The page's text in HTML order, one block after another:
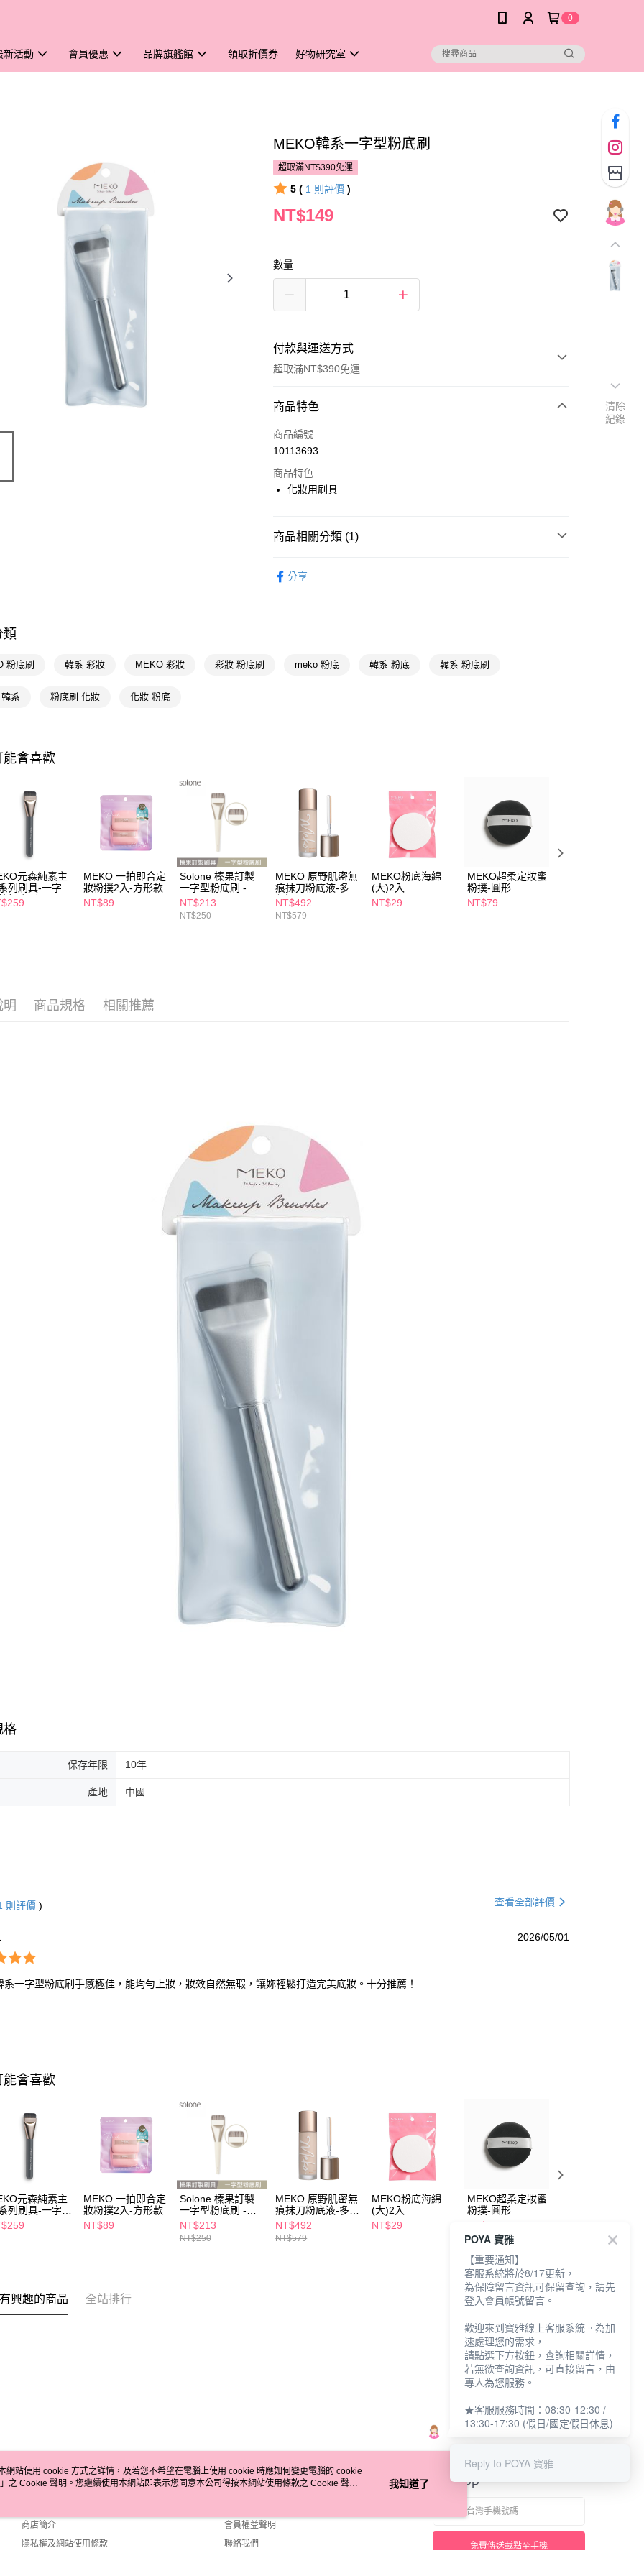
0
新活動 會員優惠 品牌旗艦館 領取折價券 好物研究室
MEKO韓系一字型粉底刷
超取滿NT$390免運
5 ( 1 則評價 )
NT$149
數量
付款與運送方式
超取滿NT$390免運
付款方式
POYA支付
超商取貨付款
Apple Pay
相關說明
付」結帳頁面，進行簡訊認證並確認金額後，即可完成結帳。
２．訂單成立數日內，您將收到繳費通知簡訊。
３．收到繳費通知簡訊後14天內，點擊此簡訊中的連結，可透過四大超商
／ATM／網路銀行／等多元方式進行付款，方視為交易完成。
※ 請注意：結帳手續完成當下不需立刻繳費，但若您需要取消訂單，請聯
絡購買商品的店家。未經商家同意取消之訂單仍視為有效，需透過AFTEE
先享後付繳納相關費用。
※ 交易是否成功請以「AFTEE先享後付 」之結帳頁面顯示為準，若有關於
是否繳費成功／繳費後需取消欲退款等相關疑問，請聯繫「AFTEE先享後
付客戶支援中心」
https://netprotections.freshdesk.com/support/home
每筆NT$65，滿NT$390(含以上)免運費
萊爾富取貨付款
每筆NT$65，滿NT$490(含以上)免運費
付款後萊爾富取貨
每筆NT$65，滿NT$490(含以上)免運費
商品特色
商品編號
10113693
商品特色
化妝用刷具
商品相關分類 (1)
分享
類
粉底刷 韓系 彩妝 MEKO 彩妝 彩妝 粉底刷 meko 粉底 韓系 粉底 韓系 粉底刷
系 粉底刷 化妝 化妝 粉底
能會喜歡
元森純素主
列刷具-一字型
粉底刷
MEKO 一拍即合定
妝粉撲2入-方形款
NT$89
Solone 榛果訂製
一字型粉底刷 -
AC19
NT$213
NT$250
MEKO 原野肌密無
痕抹刀粉底液-多款
任選
NT$492
NT$579
MEKO粉底海綿
(大)2入
NT$29
MEKO超柔定妝蜜
粉撲-圓形
NT$79
明 商品規格 相關推薦
格
保存年限 10年
產地 中國
則評價 ) 查看全部評價
2026/05/01
系一字型粉底刷手感極佳，能均勻上妝，妝效自然無瑕，讓妳輕鬆打造完美底妝。十分推薦！
能會喜歡
元森純素主
列刷具-一字型
粉底刷
MEKO 一拍即合定
妝粉撲2入-方形款
NT$89
Solone 榛果訂製
一字型粉底刷 -
AC19
NT$213
NT$250
MEKO 原野肌密無
痕抹刀粉底液-多款
任選
NT$492
NT$579
MEKO粉底海綿
(大)2入
NT$29
MEKO超柔定妝蜜
粉撲-圓形
NT$79
興趣的商品 全站排行
關於我們
商店簡介
隱私權及網站使用條款
客服資訊
會員權益聲明
聯絡我們
官方APP
免費傳送載點至手機
清除
紀錄
網站使用 cookie 方式之詳情，及若您不希望在電腦上使用 cookie 時應如何變更電腦的 cookie
」之 Cookie 聲明。您繼續使用本網站即表示您同意本公司得按本網站使用條款之 Cookie 聲明
我知道了
POYA 寶雅
【重要通知】
客服系統將於8/17更新，
為保障留言資訊可保留查詢，請先
登入會員帳號留言。
歡迎來到寶雅線上客服系統。為加
速處理您的需求，
請點選下方按鈕，查詢相關詳情，
若無欲查詢資訊，可直接留言，由
專人為您服務。
★客服服務時間：08:30-12:30 /
13:30-17:30 (假日/國定假日休息)
Reply to POYA 寶雅